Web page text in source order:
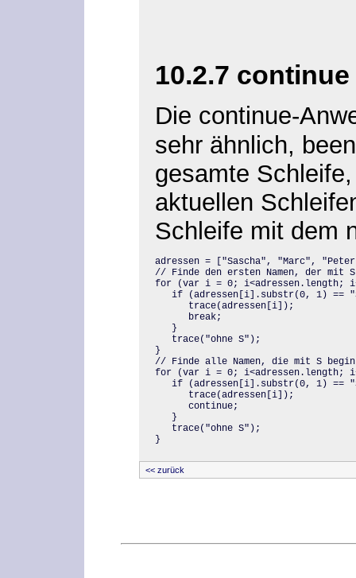
10.2.7 continue
Die continue-
sehr ähnlich,
gesamte
aktuellen
Schleife mit dem
adressen = ["Sascha", "Marc",
// Finde den ersten Namen, der mit
for (var i = 0; i<adressen.length;
if (adressen[i].substr(0, 1) ==
      trace(adressen[i]);
      break;
   }
   trace("ohne S");
}
// Finde alle Namen, die mit S
for (var i = 0; i<adressen.length;
if (adressen[i].substr(0, 1) ==
      trace(adressen[i]);
      continue;
   }
   trace("ohne S");
}
<< zurück